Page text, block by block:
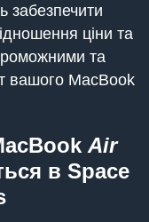
забезпечити
ціни та
та
вашого MacBook
Air
в Space